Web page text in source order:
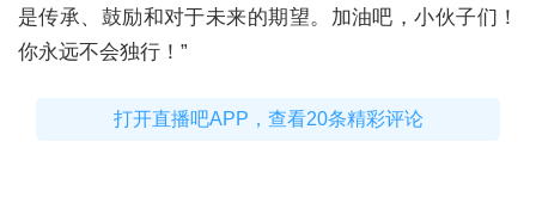
是传承、鼓励和对于未来的期望。加油吧，小伙子们！
你永远不会独行！”
打开直播吧APP，查看20条精彩评论